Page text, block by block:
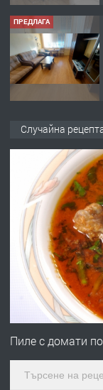
ПРЕДЛАГА
ПРЕДЛАГА
ПРЕДЛАГА
Случайна
Пиле с домати